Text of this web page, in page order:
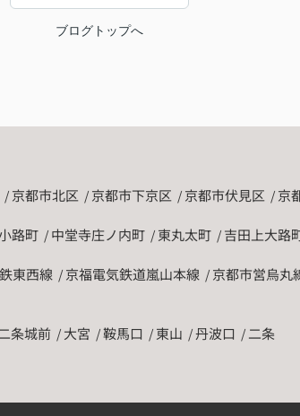
ブログトップへ
京都市北区 京都市下京区 京都市伏見区 京
路町 中堂寺庄ノ内町 東丸太町 吉田上大路
東西線 京福電気鉄道嵐山本線
京都市営烏丸
条城前 大宮 鞍馬口 東山 丹波口 二条